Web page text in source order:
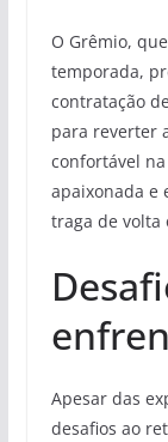
O Grêmio,
temporada,
contratação
para reverter
confortável
apaixonada e
traga de volta
Apesar das
desafios ao